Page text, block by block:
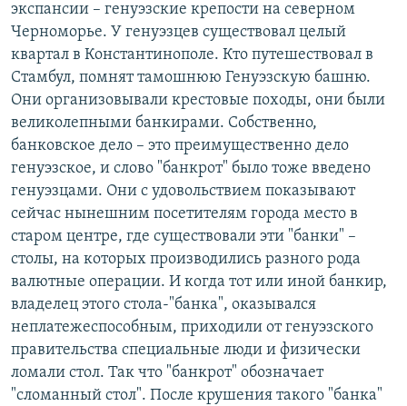
экспансии – генуэзские крепости на северном
Черноморье. У генуэзцев существовал целый
квартал в Константинополе. Кто путешествовал в
Стамбул, помнят тамошнюю Генуэзскую башню.
Они организовывали крестовые походы, они были
великолепными банкирами. Собственно,
банковское дело – это преимущественно дело
генуэзское, и слово "банкрот" было тоже введено
генуэзцами. Они с удовольствием показывают
сейчас нынешним посетителям города место в
старом центре, где существовали эти "банки" –
столы, на которых производились разного рода
валютные операции. И когда тот или иной банкир,
владелец этого стола-"банка", оказывался
неплатежеспособным, приходили от генуэзского
правительства специальные люди и физически
ломали стол. Так что "банкрот" обозначает
"сломанный стол". После крушения такого "банка"